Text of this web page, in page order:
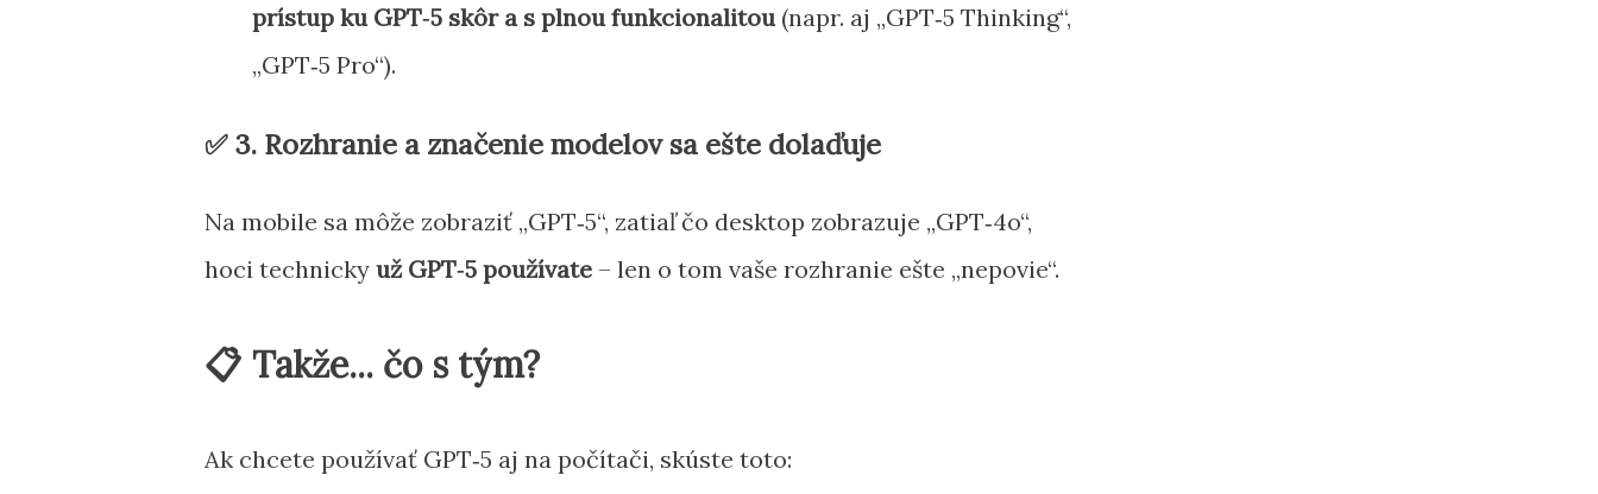
prístup ku GPT‑5 skôr a s plnou funkcionalitou (napr. aj „GPT‑5 Thinking“,
„GPT‑5 Pro“).
✅ 3. Rozhranie a značenie modelov sa ešte dolaďuje
Na mobile sa môže zobraziť „GPT‑5“, zatiaľ čo desktop zobrazuje „GPT‑4o“,
hoci technicky už GPT‑5 používate – len o tom vaše rozhranie ešte „nepovie“.
📋 Takže... čo s tým?
Ak chcete používať GPT‑5 aj na počítači, skúste toto: